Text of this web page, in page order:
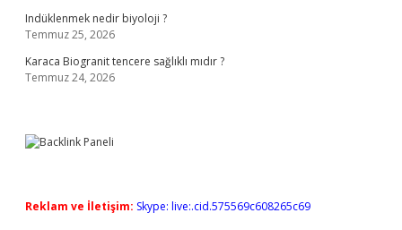
Indüklenmek nedir biyoloji ?
Temmuz 25, 2026
Karaca Biogranit tencere sağlıklı mıdır ?
Temmuz 24, 2026
Reklam ve İletişim: Skype: live:.cid.575569c608265c69